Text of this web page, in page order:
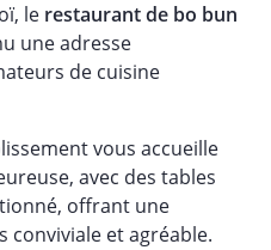
le restaurant de bo bun
une adresse
de cuisine
vous accueille
avec des tables
offrant une
conviviale et agréable.